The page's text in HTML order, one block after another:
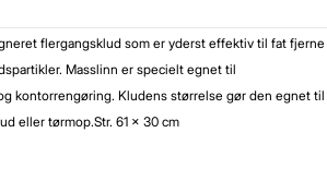
flergangsklud som er yderst effektiv til fat fjerne
Masslinn er specielt egnet til
kontorrengøring. Kludens størrelse gør den egnet til
eller tørmop.Str. 61 x 30 cm